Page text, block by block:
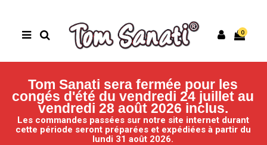
0
Tom Sanati sera fermée pour les
congés d'été du vendredi 24 juillet au
vendredi 28 août 2026 inclus.
Les commandes passées sur notre site internet durant
cette période seront préparées et expédiées à partir du
lundi 31 août 2026.